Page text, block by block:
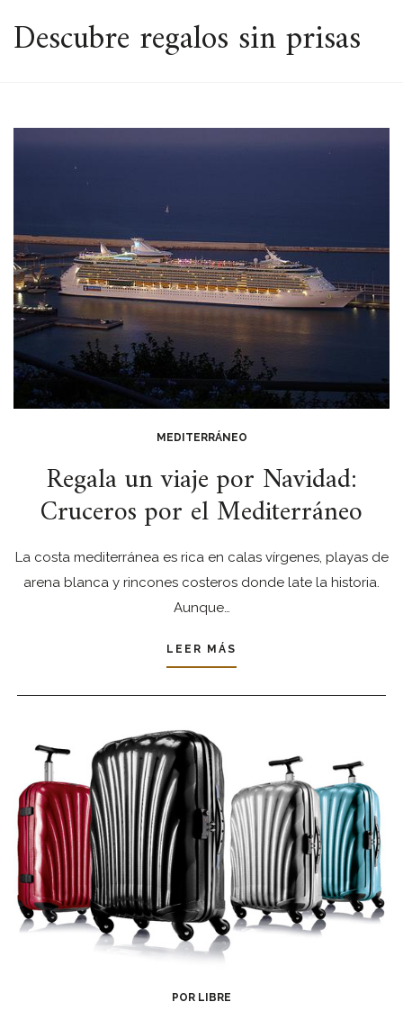
ESPACIO
Descubre regalos sin prisas
MEDITERRÁNEO
Regala un viaje por Navidad:
Cruceros por el Mediterráneo
La costa mediterránea es rica en calas vírgenes, playas de
arena blanca y rincones costeros donde late la historia.
Aunque…
LEER MÁS
POR LIBRE